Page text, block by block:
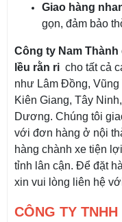
Giao hàng
gọn, đảm bảo
Công ty Nam Thành
lều rằn ri cho tất cả
như Lâm Đồng,
Kiên Giang, Tây
Dương. Chúng tôi
với đơn hàng ở nội
hàng chành xe tiện
tỉnh lân cận. Để đặt
xin vui lòng liên hệ
CÔNG TY